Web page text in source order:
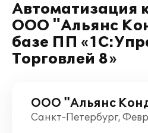
Автоматизация
ООО "Альянс
базе ПП
Торговлей 8»
ООО "Альянс
Санкт-Петербург,